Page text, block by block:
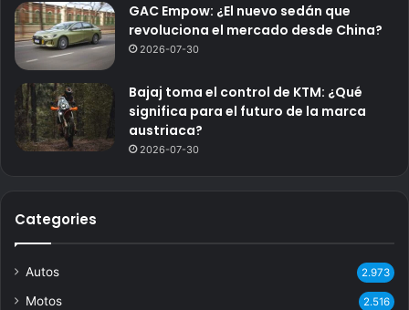
GAC Empow: ¿El nuevo sedán que
revoluciona el mercado desde China?
2026-07-30
Bajaj toma el control de KTM: ¿Qué
significa para el futuro de la marca
austriaca?
2026-07-30
Categories
Autos 2.973
Motos 2.516